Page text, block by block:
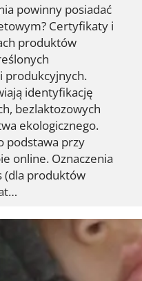
powinny posiadać
Certyfikaty i
produktów
produkcyjnych.
identyfikację
bezlaktozowych
ekologicznego.
podstawa przy
online. Oznaczenia
(dla produktów